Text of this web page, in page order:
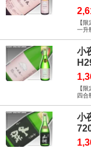
【
一升
小
【
四合
小